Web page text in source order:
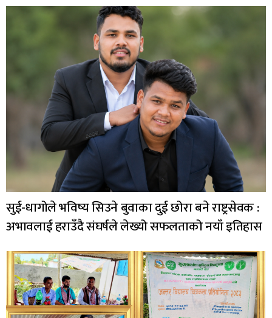
सुई-धागोले भविष्य सिउने बुवाका दुई छोरा बने राष्ट्रसेवक :
अभावलाई हराउँदै संघर्षले लेख्यो सफलताको नयाँ इतिहास